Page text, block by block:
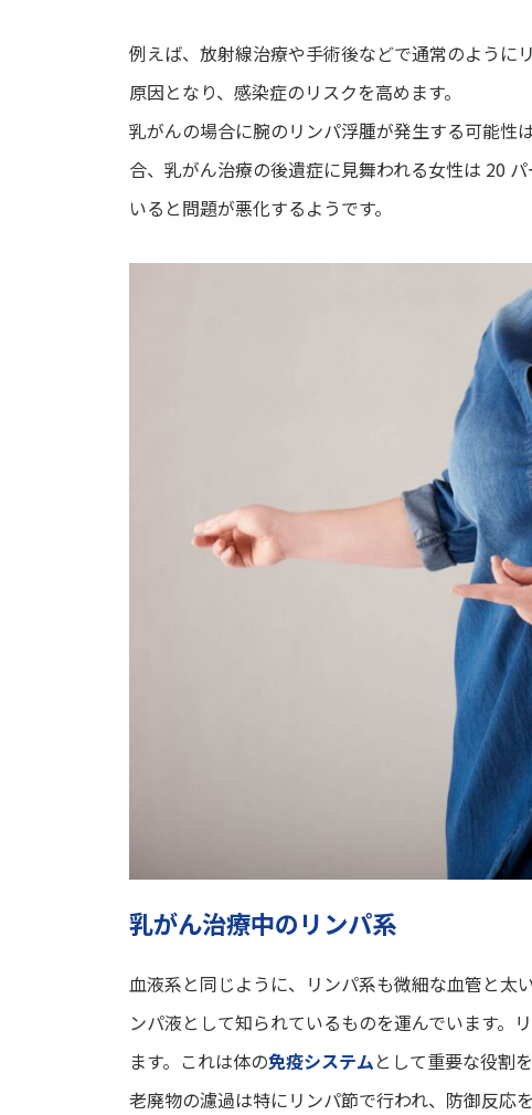
例えば、放射線治療や手術後などで通常のように
原因となり、感染症のリスクを高めます。
乳がんの場合に腕のリンパ浮腫が発生する可能性
合、乳がん治療の後遺症に見舞われる女性は 20
いると問題が悪化するようです。
乳がん治療中のリンパ系
血液系と同じように、リンパ系も微細な血管と太
ンパ液として知られているものを運んでいます。
ます。これは体の免疫システムとして重要な役割
老廃物の濾過は特にリンパ節で行われ、防御反応